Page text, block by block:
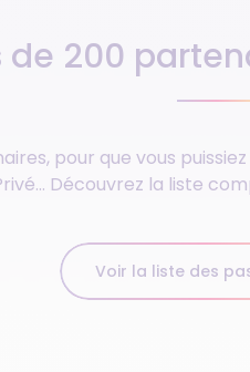
de 200
pour que vous
Découvrez la liste
Voir la liste des